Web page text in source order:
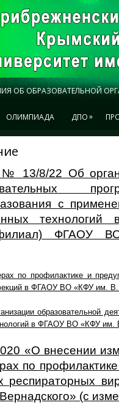
ОБ ОБРАЗОВАТЕЛЬНОЙ
ОЛИМПИАДА ДПО»
№ 13/8/22 Об
с
технологий
ФГАОУ
по профилактике и
в ФГАОУ ВО «КФУ им.
образовательной
в ФГАОУ ВО «КФУ им.
«О внесении
по
респираторных
(с